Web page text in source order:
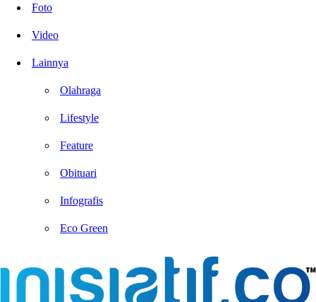
Foto
Video
Lainnya
Olahraga
Lifestyle
Feature
Obituari
Infografis
Eco Green